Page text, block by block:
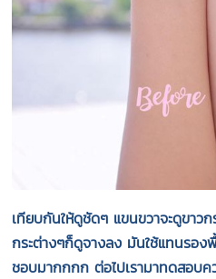
เทียบกันให้ดูชัดๆ แขนขวาจะดูขาว
กระต่างๆก็ดูจางลง มันใช้แทนรอ
ชอบมากกกก ต่อไปเรามาทดสอบค